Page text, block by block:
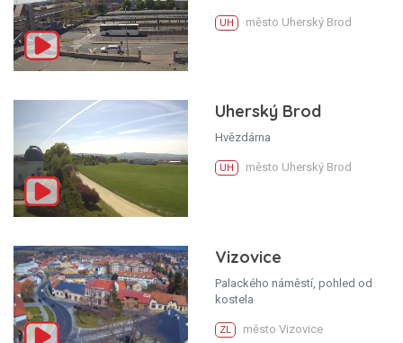
UH město Uherský Brod
Uherský Brod
Hvězdárna
UH město Uherský Brod
Vizovice
Palackého náměstí, pohled od
kostela
ZL město Vizovice